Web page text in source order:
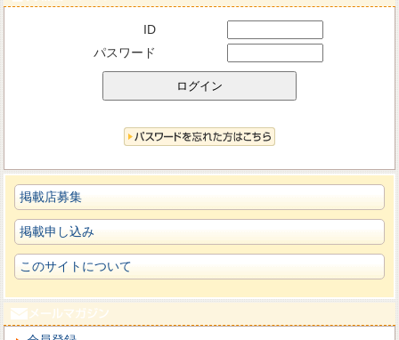
ID
パスワード
掲載店募集
掲載申し込み
このサイトについて